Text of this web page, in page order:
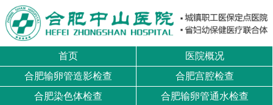
首页
医院概况
合肥输卵管造影检查
合肥宫腔检查
合肥染色体检查
合肥输卵管通水检查